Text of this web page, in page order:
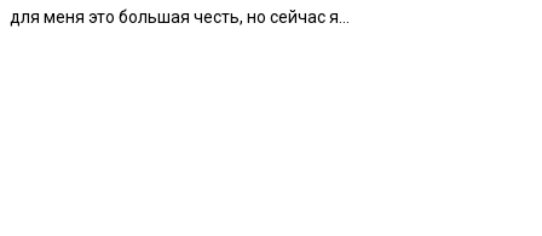
для меня это большая честь, но сейчас я...